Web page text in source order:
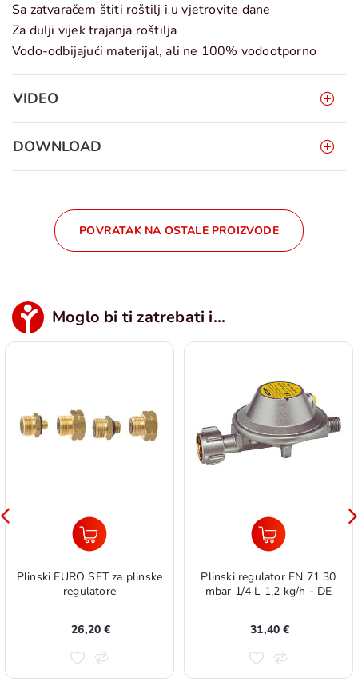
Sa zatvaračem štiti roštilj i u vjetrovite dane
Za dulji vijek trajanja roštilja
Vodo-odbijajući materijal, ali ne 100% vodootporno
VIDEO
DOWNLOAD
POVRATAK NA OSTALE PROIZVODE
Moglo bi ti zatrebati i...
Plinski EURO SET za plinske
regulatore
26,20 €
Plinski regulator EN 71 30
mbar 1/4 L 1,2 kg/h - DE
31,40 €